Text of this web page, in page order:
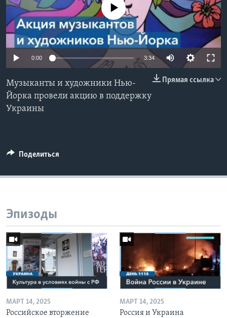
Learning English
СОЦИАЛЬНЫЕ СЕТИ
Языки
No media source currently available
0:00 3:34
Прямая ссылка
Музыканты и художники Нью-
Йорка провели акцию в поддержку
Украины
Поделиться
Эпизоды
МАРТ 14, 2025
Российское вторжение
МАРТ 14, 2025
Россия и Украина